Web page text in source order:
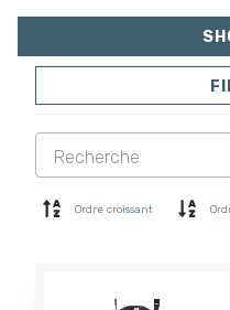
COMBINAISON
SOFTSHELL
CHEMISES
Ordre croissant